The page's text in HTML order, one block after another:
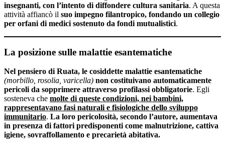
insegnanti, con l’intento di diffondere cultura sanitaria. A questa
attività affiancò il suo impegno filantropico, fondando un collegio
per orfani di medici sostenuto da fondi mutualistici.
La posizione sulle malattie esantematiche
Nel pensiero di Ruata, le cosiddette malattie esantematiche
(morbillo, rosolia, varicella) non costituivano automaticamente
pericoli da sopprimere attraverso profilassi obbligatorie. Egli
sosteneva che molte di queste condizioni, nei bambini,
rappresentavano fasi naturali e fisiologiche dello sviluppo
immunitario. La loro pericolosità, secondo l’autore, aumentava
in presenza di fattori predisponenti come malnutrizione, cattiva
igiene, sovraffollamento e precarietà abitativa.